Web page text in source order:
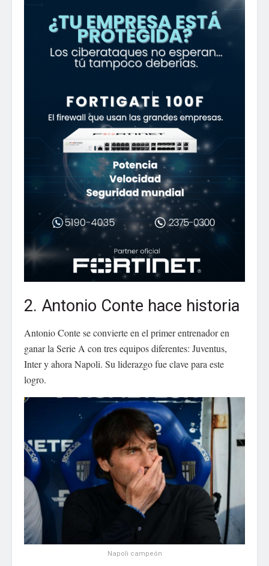
2. Antonio Conte hace historia
Antonio Conte se convierte en el primer entrenador en
ganar la Serie A con tres equipos diferentes: Juventus,
Inter y ahora Napoli. Su liderazgo fue clave para este
logro.
Napoli campeón